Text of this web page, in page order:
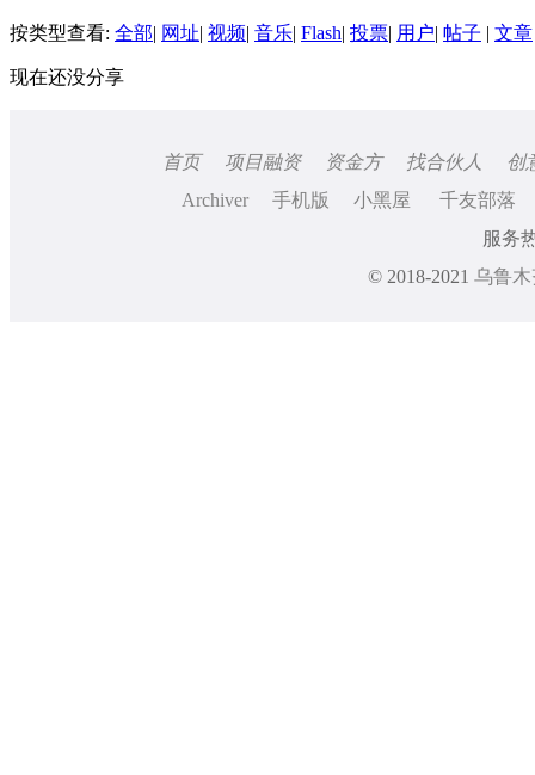
按类型查看: 全部| 网址| 视频| 音乐| Flash| 投票| 用户| 帖子 | 文章
现在还没分享
首页 项目融资 资金方 找合伙人
创
Archiver
手机版 小黑屋
千友部落
服务
© 2018-2021 乌鲁